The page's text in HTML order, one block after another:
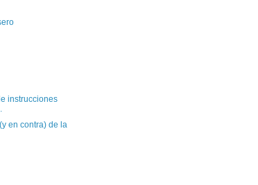
instrucciones
en contra) de la